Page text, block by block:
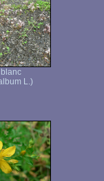
L.)